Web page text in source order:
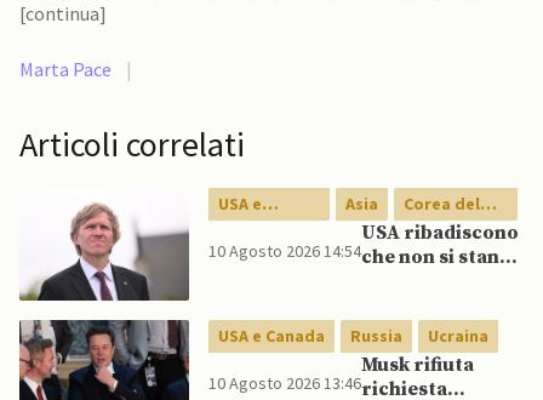
[continua]
Marta Pace |
Articoli correlati
USA e
Canada
Asia
Corea del
Sud
10 Agosto 2026 14:54
USA ribadiscono
che non si stanno
organizzate
nuove
esercitazioni
USA e Canada Russia Ucraina
10 Agosto 2026 13:46
Musk rifiuta
richiesta